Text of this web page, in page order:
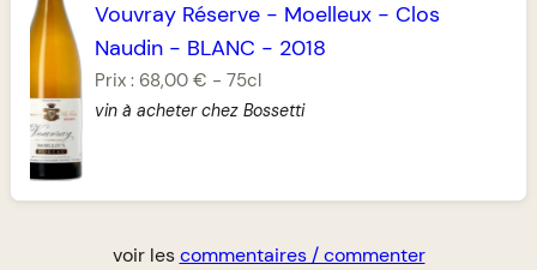
Vouvray Réserve - Moelleux - Clos
Naudin - BLANC - 2018
Prix : 68,00 € -75cl
vin à acheter chez Bossetti
voir lescommentaires / commenter